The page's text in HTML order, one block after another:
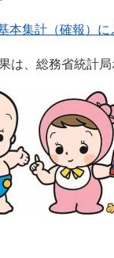
本集計（確報）
は、総務省統計局